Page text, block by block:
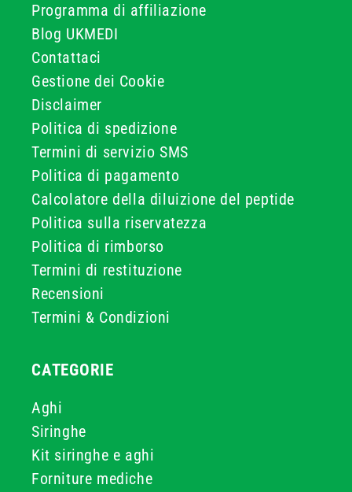
Programma di affiliazione
Blog UKMEDI
Contattaci
Gestione dei Cookie
Disclaimer
Politica di spedizione
Termini di servizio SMS
Politica di pagamento
Calcolatore della diluizione del peptide
Politica sulla riservatezza
Politica di rimborso
Termini di restituzione
Recensioni
Termini & Condizioni
CATEGORIE
Aghi
Siringhe
Kit siringhe e aghi
Forniture mediche